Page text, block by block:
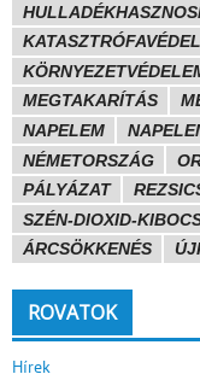
MEGTAKARÍTÁS
NAPELEM
NÉMETORSZÁG
PÁLYÁZAT
SZÉN-DIOXID-
ÁRCSÖKKENÉS
ROVATOK
Hírek